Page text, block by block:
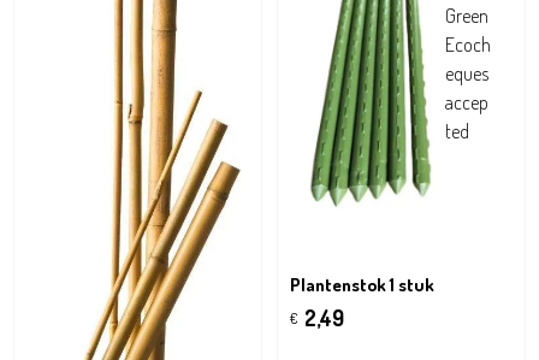
Plantenstok 1 stuk
€ 2,49